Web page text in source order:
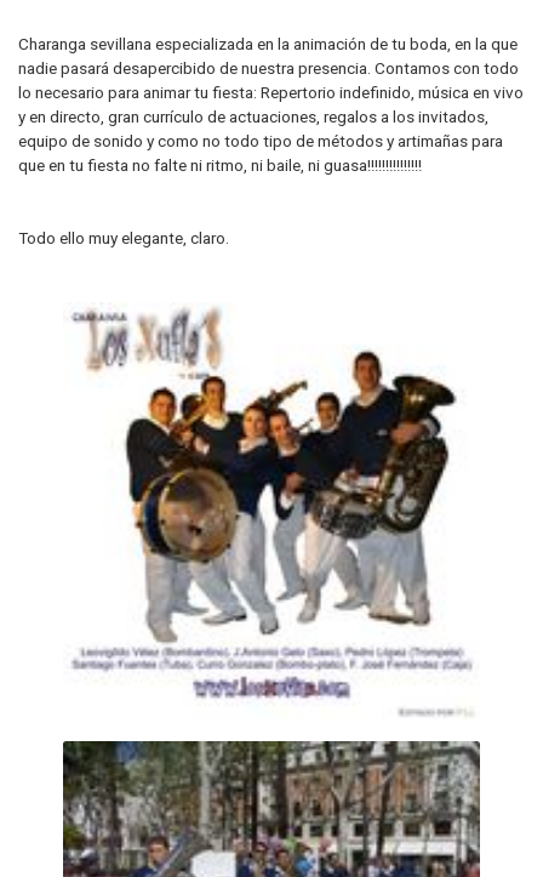
Charanga sevillana especializada en la animación de tu boda, en la que
nadie pasará desapercibido de nuestra presencia. Contamos con todo
lo necesario para animar tu fiesta: Repertorio indefinido, música en vivo
y en directo, gran currículo de actuaciones, regalos a los invitados,
equipo de sonido y como no todo tipo de métodos y artimañas para
que en tu fiesta no falte ni ritmo, ni baile, ni guasa!!!!!!!!!!!!!!!
Todo ello muy elegante, claro.